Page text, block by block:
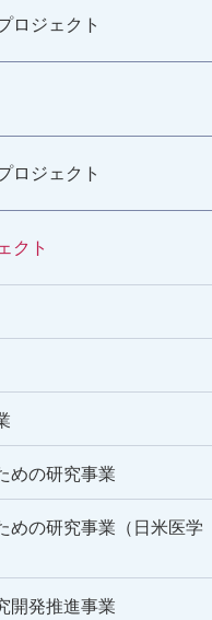
ロジェクト
ロジェクト
クト
めの研究事業
めの研究事業（日米医学
開発推進事業